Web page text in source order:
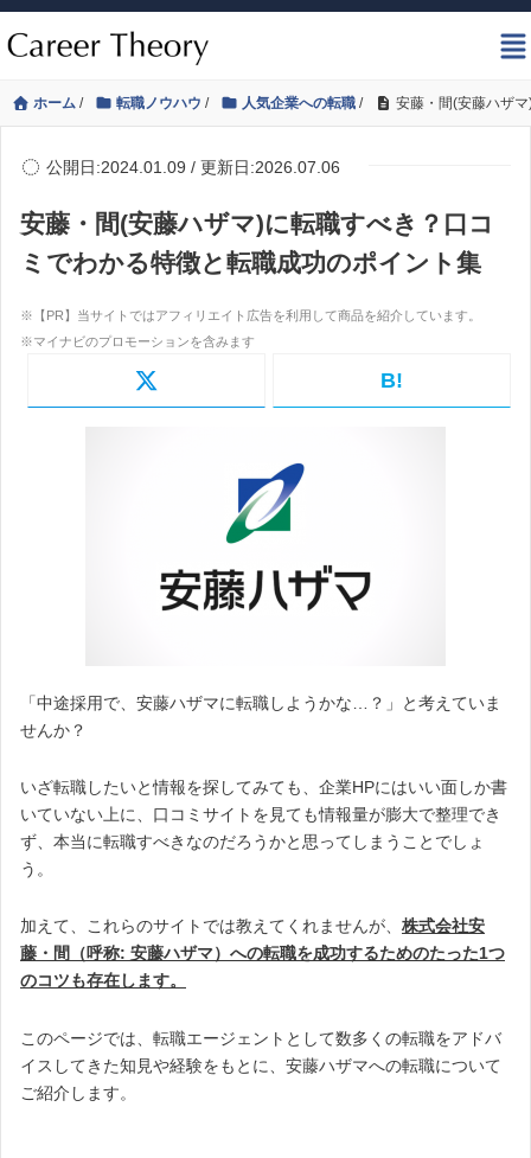
ホーム / 転職ノウハウ / 人気企業への転職 / 安藤・間(安藤ハザ
公開日:2024.01.09 / 更新日:2026.07.06
安藤・間(安藤ハザマ)に転職すべき？口コ
ミでわかる特徴と転職成功のポイント集
B!
「中途採用で、安藤ハザマに転職しようかな…？」と考えていま
せんか？
いざ転職したいと情報を探してみても、企業HPにはいい面しか書
いていない上に、口コミサイトを見ても情報量が膨大で整理でき
ず、本当に転職すべきなのだろうかと思ってしまうことでしょ
う。
加えて、これらのサイトでは教えてくれませんが、 株式会社安
藤・間（呼称: 安藤ハザマ）への転職を成功するためのたった1つ
のコツも存在します。
このページでは、転職エージェントとして数多くの転職をアドバ
イスしてきた知見や経験をもとに、安藤ハザマへの転職について
ご紹介します。